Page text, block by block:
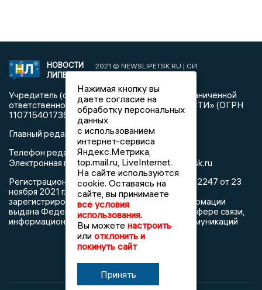
НОВОСТИ
ЛИПЕЦКА
2021 © NEWSLIPETSK.RU | СИ
Учредитель (соучредители): Общество с ограниченной
ответственностью «РЕГИОНАЛЬНЫЕ НОВОСТИ» (ОГРН
1107154017354)
Главный редактор: Герцог Е.Г.
Телефон редакции: +7 903 699 9427
Электронная почта редакции:info@newslipetsk.ru
Регистрационный номер: серия Эл № ФС77-82247 от 23
ноября 2021 г. согласно выписке из реестра
зарегистрированных средств массовой информации
выдана Федеральной службой по надзору в сфере связи,
информационных технологий и массовых коммуникаций
Нажимая кнопку вы
даете согласие на
обработку персональных
данных
с использованием
интернет-сервиса
Яндекс.Метрика,
top.mail.ru, LiveInternet.
На сайте используются
cookie. Оставаясь на
сайте, вы принимаете
все условия
использования.
Вы можете настроить
или отклонить и
покинуть сайт
Принять